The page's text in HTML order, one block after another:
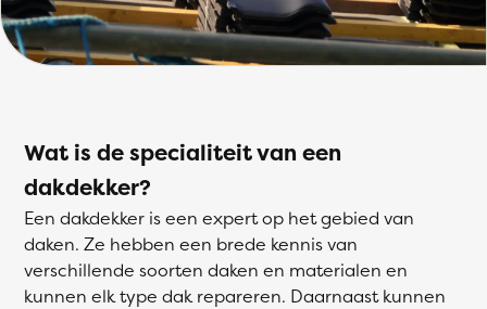
Wat is de specialiteit van een
dakdekker?
Een dakdekker is een expert op het gebied van
daken. Ze hebben een brede kennis van
verschillende soorten daken en materialen en
kunnen elk type dak repareren. Daarnaast kunnen